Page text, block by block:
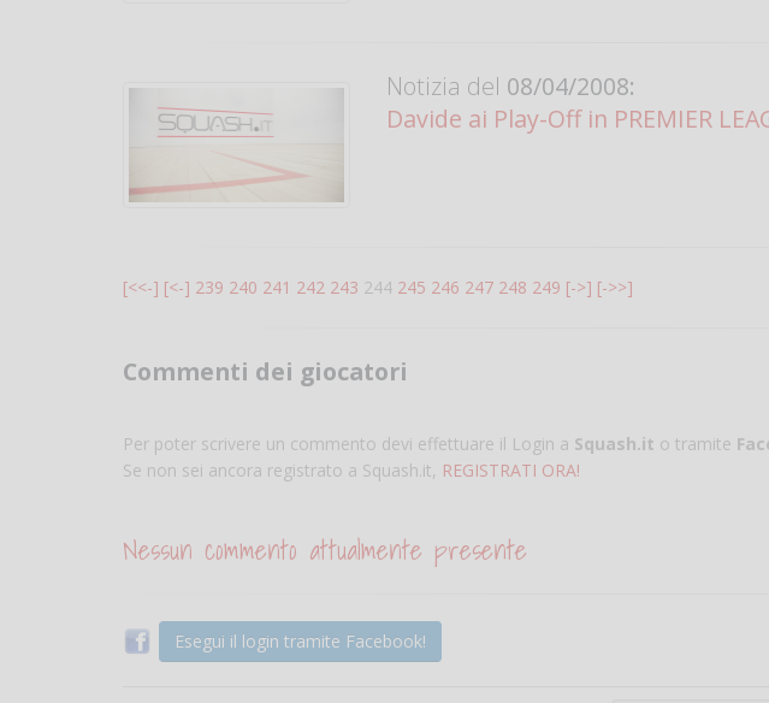
Notizia del 08/04/2008:
Davide ai Play-Off in PREMIER
[<<-] [<-] 239 240 241 242 243 244 245 246 247 248 249 [->] [->>]
Commenti dei giocatori
Per poter scrivere un commento devi effettuare il Login a Squash.it o tramite
Se non sei ancora registrato a Squash.it, REGISTRATI ORA!
Nessun commento attualmente presente
Esegui il login tramite Facebook!